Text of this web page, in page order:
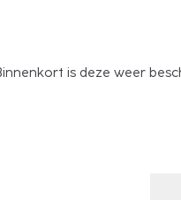
is deze weer